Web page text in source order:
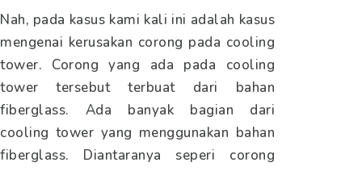
Nah, pada kasus kami kali ini adalah kasus
mengenai kerusakan corong pada cooling
tower. Corong yang ada pada cooling
tower tersebut terbuat dari bahan
fiberglass. Ada banyak bagian dari
cooling tower yang menggunakan bahan
fiberglass. Diantaranya seperi corong